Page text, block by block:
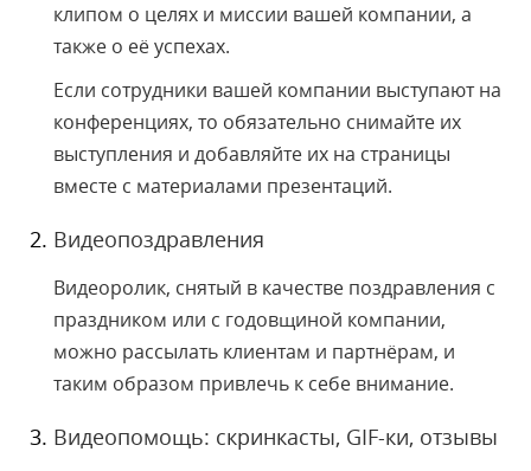
клипом о целях и миссии вашей компании, а
также о её успехах.
Если сотрудники вашей компании выступают на
конференциях, то обязательно снимайте их
выступления и добавляйте их на страницы
вместе с материалами презентаций.
Видеопоздравления
Видеоролик, снятый в качестве поздравления с
праздником или с годовщиной компании,
можно рассылать клиентам и партнёрам, и
таким образом привлечь к себе внимание.
Видеопомощь: скринкасты, GIF-ки, отзывы